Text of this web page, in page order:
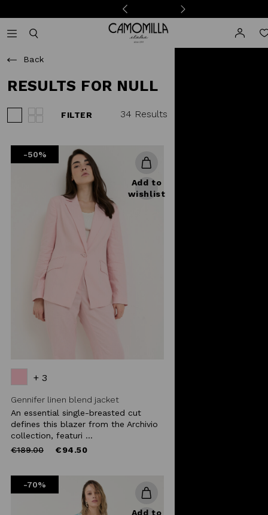
Camomilla Italia®
Back
RESULTS FOR NULL
FILTER 34 Results
-50%
Add to
wishlist
+ 3
Gennifer linen blend jacket
An essential single-breasted cut
defines this blazer from the Archivio
collection, featuri ...
Price
€189.00to €94.50
-70%
Add to